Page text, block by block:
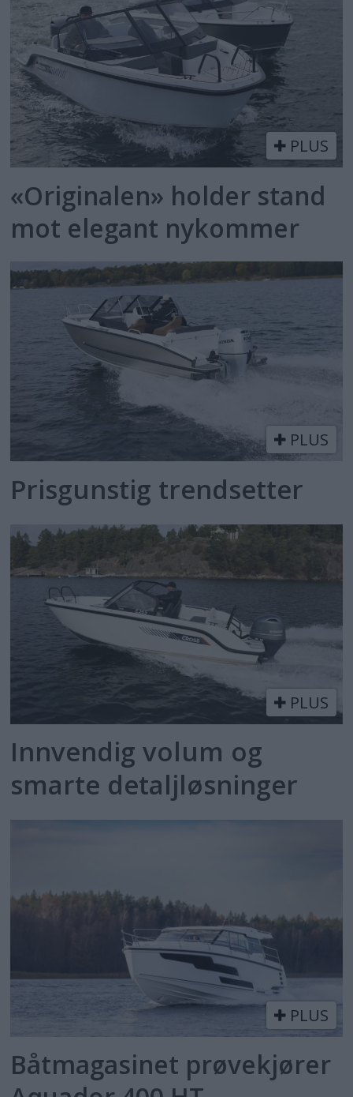
PLUS
«Originalen» holder stand
mot elegant nykommer
PLUS
Prisgunstig trendsetter
PLUS
Innvendig volum og
smarte detaljløsninger
PLUS
Båtmagasinet prøvekjører